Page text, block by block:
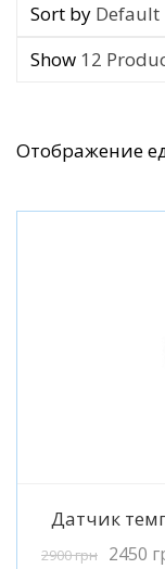
Sort by Default
Show 12
Отображение
Датчик
2900грн 2450